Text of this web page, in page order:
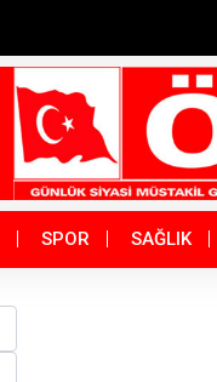
SPOR SAĞLIK